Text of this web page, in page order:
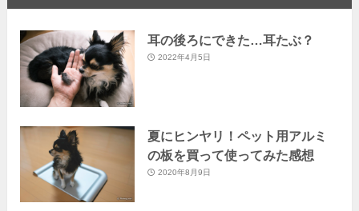
耳の後ろにできた…耳たぶ？
2022年4月5日
夏にヒンヤリ！ペット用アルミ
の板を買って使ってみた感想
2020年8月9日